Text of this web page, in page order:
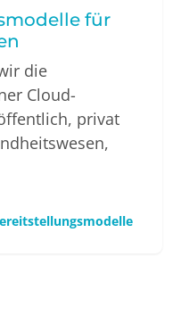
für
die
Cloud-
privat